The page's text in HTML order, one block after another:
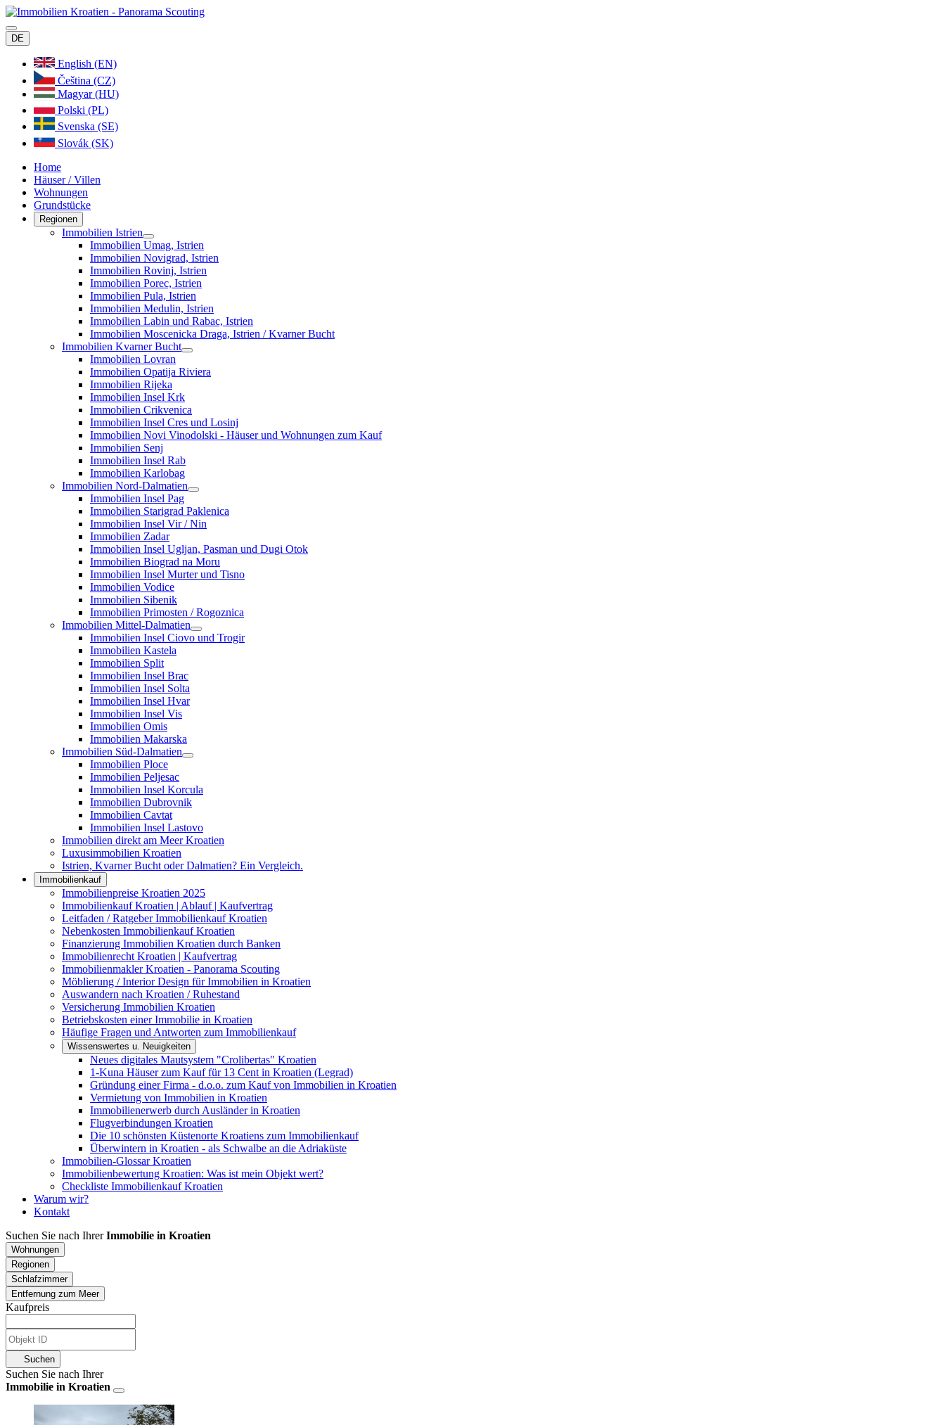
DE
English (EN)
Čeština (CZ)
Magyar (HU)
Polski (PL)
Svenska (SE)
Slovák (SK)
Home
Häuser / Villen
Wohnungen
Grundstücke
Regionen
Immobilien Istrien
Immobilien Umag, Istrien
Immobilien Novigrad, Istrien
Immobilien Rovinj, Istrien
Immobilien Porec, Istrien
Immobilien Pula, Istrien
Immobilien Medulin, Istrien
Immobilien Labin und Rabac, Istrien
Immobilien Moscenicka Draga, Istrien / Kvarner Bucht
Immobilien Kvarner Bucht
Immobilien Lovran
Immobilien Opatija Riviera
Immobilien Rijeka
Immobilien Insel Krk
Immobilien Crikvenica
Immobilien Insel Cres und Losinj
Immobilien Novi Vinodolski - Häuser und Wohnungen zum Kauf
Immobilien Senj
Immobilien Insel Rab
Immobilien Karlobag
Immobilien Nord-Dalmatien
Immobilien Insel Pag
Immobilien Starigrad Paklenica
Immobilien Insel Vir / Nin
Immobilien Zadar
Immobilien Insel Ugljan, Pasman und Dugi Otok
Immobilien Biograd na Moru
Immobilien Insel Murter und Tisno
Immobilien Vodice
Immobilien Sibenik
Immobilien Primosten / Rogoznica
Immobilien Mittel-Dalmatien
Immobilien Insel Ciovo und Trogir
Immobilien Kastela
Immobilien Split
Immobilien Insel Brac
Immobilien Insel Solta
Immobilien Insel Hvar
Immobilien Insel Vis
Immobilien Omis
Immobilien Makarska
Immobilien Süd-Dalmatien
Immobilien Ploce
Immobilien Peljesac
Immobilien Insel Korcula
Immobilien Dubrovnik
Immobilien Cavtat
Immobilien Insel Lastovo
Immobilien direkt am Meer Kroatien
Luxusimmobilien Kroatien
Istrien, Kvarner Bucht oder Dalmatien? Ein Vergleich.
Immobilienkauf
Immobilienpreise Kroatien 2025
Immobilienkauf Kroatien | Ablauf | Kaufvertrag
Leitfaden / Ratgeber Immobilienkauf Kroatien
Nebenkosten Immobilienkauf Kroatien
Finanzierung Immobilien Kroatien durch Banken
Immobilienrecht Kroatien | Kaufvertrag
Immobilienmakler Kroatien - Panorama Scouting
Möblierung / Interior Design für Immobilien in Kroatien
Auswandern nach Kroatien / Ruhestand
Versicherung Immobilien Kroatien
Betriebskosten einer Immobilie in Kroatien
Häufige Fragen und Antworten zum Immobilienkauf
Wissenswertes u. Neuigkeiten
Neues digitales Mautsystem "Crolibertas" Kroatien
1-Kuna Häuser zum Kauf für 13 Cent in Kroatien (Legrad)
Gründung einer Firma - d.o.o. zum Kauf von Immobilien in Kroatien
Vermietung von Immobilien in Kroatien
Immobilienerwerb durch Ausländer in Kroatien
Flugverbindungen Kroatien
Die 10 schönsten Küstenorte Kroatiens zum Immobilienkauf
Überwintern in Kroatien - als Schwalbe an die Adriaküste
Immobilien-Glossar Kroatien
Immobilienbewertung Kroatien: Was ist mein Objekt wert?
Checkliste Immobilienkauf Kroatien
Warum wir?
Kontakt
Suchen Sie nach IhrerImmobilie in Kroatien
Wohnungen
Regionen
Schlafzimmer
Entfernung zum Meer
Kaufpreis
Suchen
Suchen Sie nach Ihrer
Immobilie in Kroatien